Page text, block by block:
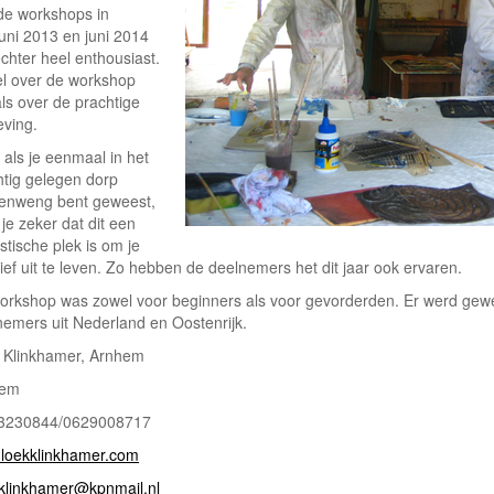
workshops in
2013 en juni 2014
heel enthousiast.
over de workshop
over de prachtige
als je eenmaal in het
gelegen dorp
bent geweest,
zeker dat dit een
plek is om je
uit te leven. Zo hebben de deelnemers het dit jaar ook ervaren.
was zowel voor beginners als voor gevorderden. Er werd
uit Nederland en Oostenrijk.
Arnhem
0629008717